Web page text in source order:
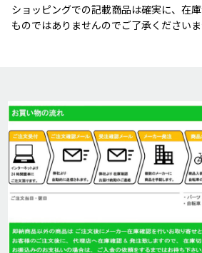
ショッピングでの記載商品は確実に、在
ものではありませんのでご了承くださいま